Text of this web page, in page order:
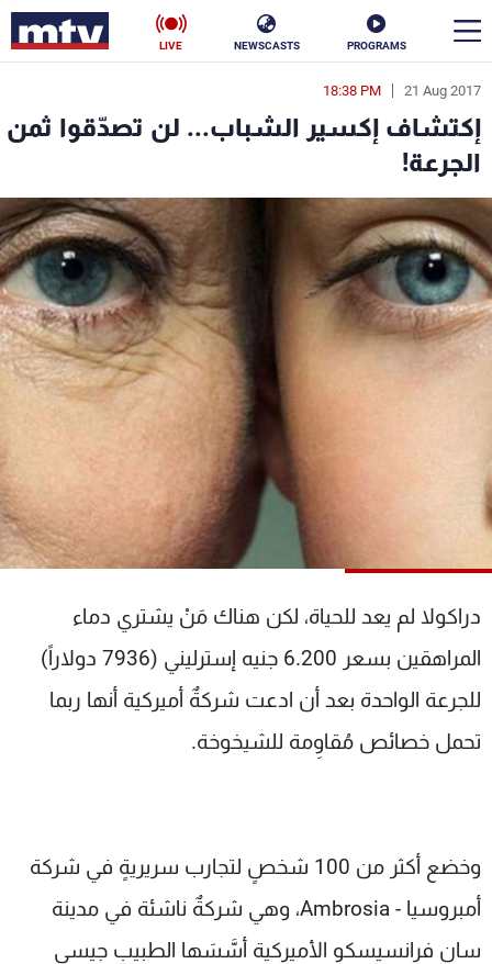
PROGRAMS
NEWSCASTS
LIVE
21 Aug 2017
18:38 PM
إكتشاف إكسير الشباب... لن تصدّقوا ثمن
الجرعة!
دراكولا لم يعد للحياة، لكن هناك مَنْ يشتري دماء
المراهقين بسعر 6.200 جنيه إسترليني (7936 دولاراً)
للجرعة الواحدة بعد أن ادعت شركةٌ أميركية أنها ربما
تحمل خصائص مُقاوِمة للشيخوخة.
وخضع أكثر من 100 شخصٍ لتجارب سريريةٍ في شركة
أمبروسيا - Ambrosia، وهي شركةٌ ناشئة في مدينة
سان فرانسيسكو الأميركية أسَّسَها الطبيب جيسي
en
الأخبار
سياسة ناس
إقتصاد
منوعات رياضة
كأس العالم
عن MTV
لاعلاناتكم
وظائف
شروط الإسـتخدام
سياسة الخصوصية